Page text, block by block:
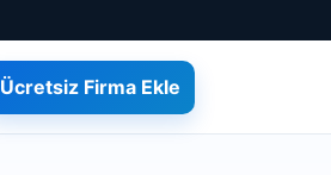
Ücretsiz Firma Ekle